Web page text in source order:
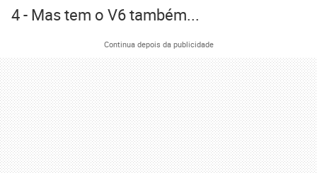
4 - Mas tem o V6 também...
Continua depois da publicidade